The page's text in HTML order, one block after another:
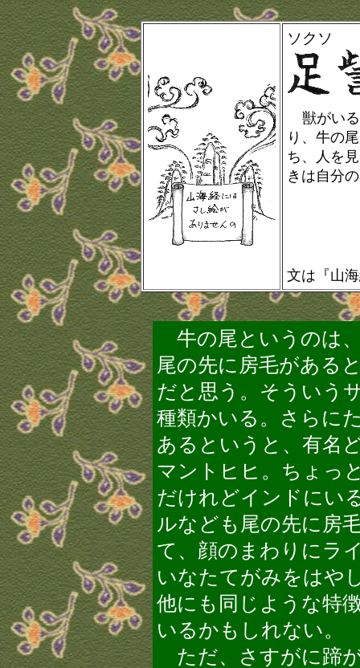
ソクソ
獣がい
り、牛の
ち、人を
きは自分
文は『山
牛の尾というのは
尾の先に房毛がある
だと思う。そういう
種類かいる。さらに
あるというと、有名
マントヒヒ。ちょっ
だけれどインドにい
ルなども尾の先に房
て、顔のまわりにラ
いなたてがみをはや
他にも同じような特
いるかもしれない。
ただ、さすがに蹄